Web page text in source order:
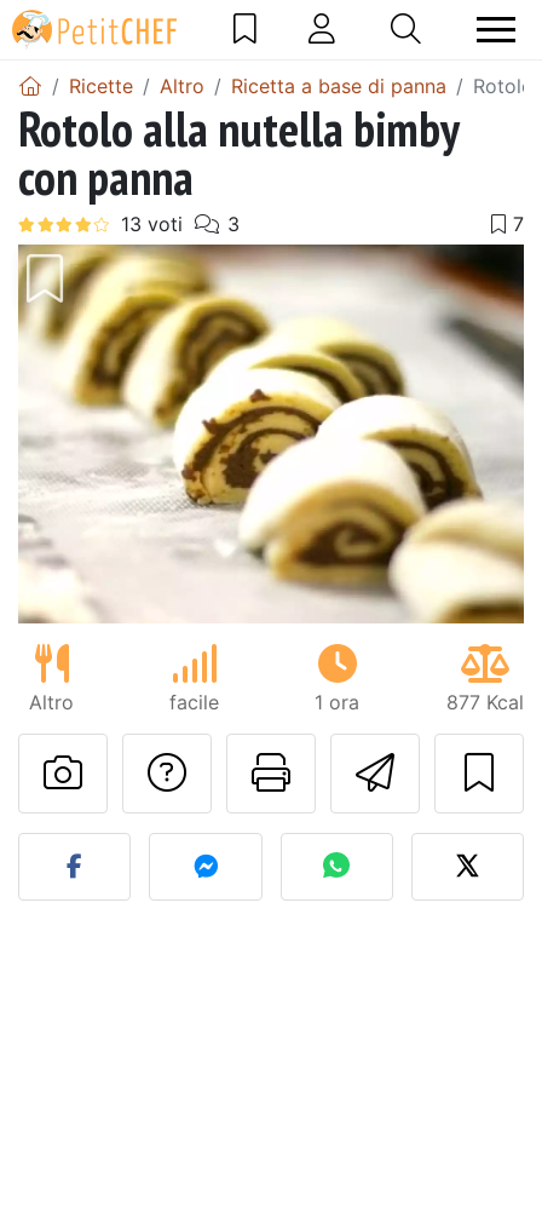
Ricette Altro Ricetta a base di panna Rotolo
Rotolo alla nutella bimby
con panna
Altro facile 1 ora 877 Kcal
Invia
Stampa la
Contatta l'autore
Pubblica la foto di